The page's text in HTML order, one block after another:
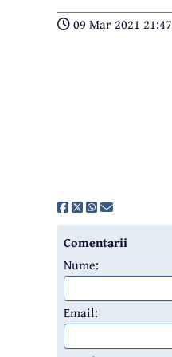
09 Mar 2021 21:47
Comentarii
Nume:
Email: